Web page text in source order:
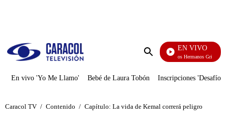
Enviar
EN VIVO
Cuentos De Los Hermanos Grimm
En vivo 'Yo Me Llamo' Bebé de Laura Tobón Inscripciones 'Desafío'
Caracol TV / Contenido / Capítulo: La vida de Kemal correrá peligro